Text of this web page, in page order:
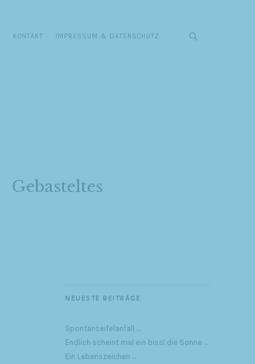
KONTAKT IMPRESSUM & DATENSCHUTZ
Gebasteltes
NEUESTE BEITRÄGE
Spontanseifelanfall …
Endlich scheint mal ein bissl die Sonne …
Ein Lebenszeichen …